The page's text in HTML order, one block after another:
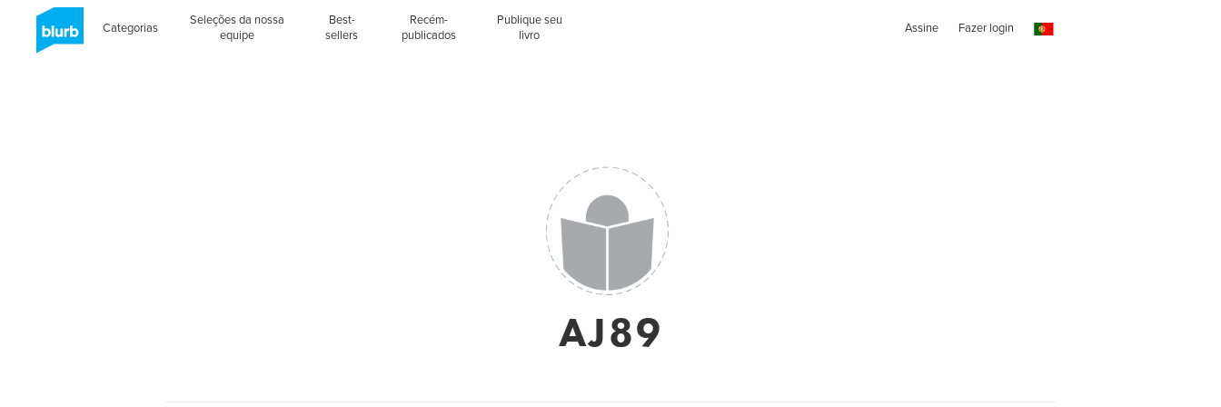
Categorias
Seleções da nossa
equipe
Best-
sellers
Recém-
publicados
Publique seu
livro
Assine Fazer login
AJ89